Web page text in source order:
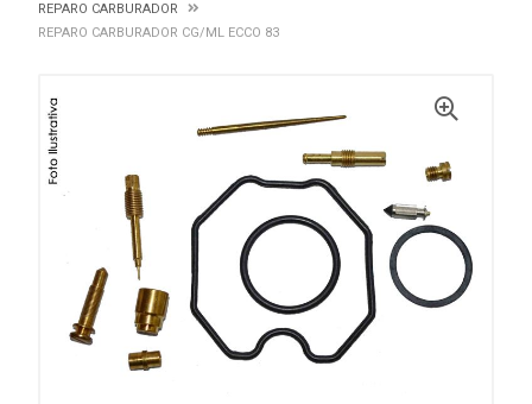
REPARO CARBURADOR
REPARO CARBURADOR CG/ML ECCO 83